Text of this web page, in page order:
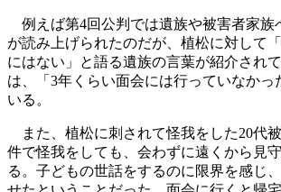
例えば第4回公判では遺族や被害者家族
が読み上げられたのだが、植松に対して
にはない」と語る遺族の言葉が紹介され
は、「3年くらい面会には行っていなかっ
いる。
また、植松に刺されて怪我をした20代
件で怪我をしても、会わずに遠くから見
る。子どもの世話をするのに限界を感じ